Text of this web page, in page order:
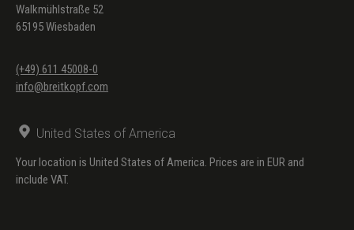
Walkmühlstraße 52
65195 Wiesbaden
(+49) 611 45008-0
info@breitkopf.com
United States of America
Your location is United States of America. Prices are in EUR and
include VAT.